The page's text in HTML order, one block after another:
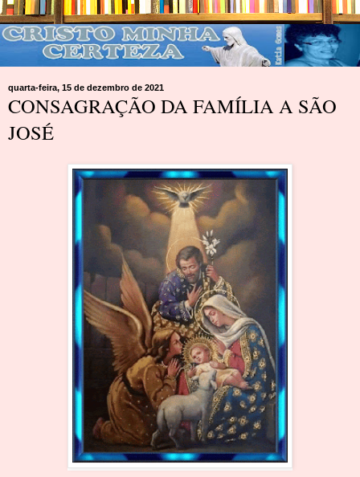
quarta-feira, 15 de dezembro de 2021
CONSAGRAÇÃO DA FAMÍLIA A SÃO
JOSÉ